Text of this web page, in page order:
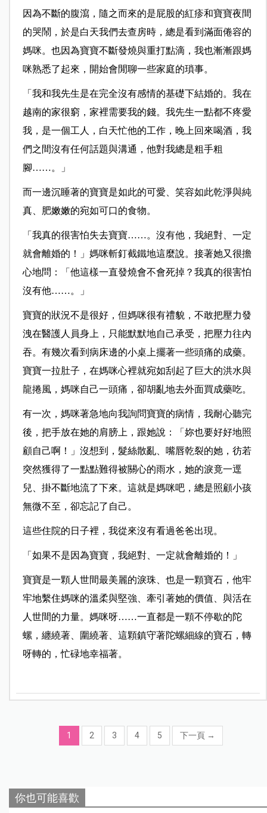
因為不斷的腹瀉，隨之而來的是屁股的紅疹和寶寶夜間
的哭鬧，於是白天我們去查房時，總是看到滿面倦容的
媽咪。也因為寶寶不斷發燒與重打點滴，我也漸漸跟媽
咪熟悉了起來，開始會閒聊一些家庭的瑣事。
「我和我先生是在完全沒有感情的基礎下結婚的。我在
越南的家很窮，家裡需要我的錢。我先生一點都不疼愛
我，是一個工人，白天忙他的工作，晚上回來喝酒，我
們之間沒有任何話題與溝通，他對我總是粗手粗
腳……。」
而一邊沉睡著的寶寶是如此的可愛、笑容如此乾淨與純
真、肥嫩嫩的宛如可口的食物。
「我真的很害怕失去寶寶……。沒有他，我絕對、一定
就會離婚的！」媽咪斬釘截鐵地這麼說。接著她又很擔
心地問：「他這樣一直發燒會不會死掉？我真的很害怕
沒有他……。」
寶寶的狀況不是很好，但媽咪很有禮貌，不敢把壓力發
洩在醫護人員身上，只能默默地自己承受，把壓力往內
吞。有幾次看到病床邊的小桌上擺著一些頭痛的成藥。
寶寶一拉肚子，在媽咪心裡就宛如刮起了巨大的洪水與
龍捲風，媽咪自己一頭痛，卻胡亂地去外面買成藥吃。
有一次，媽咪著急地向我詢問寶寶的病情，我耐心聽完
後，把手放在她的肩膀上，跟她說：「妳也要好好地照
顧自己啊！」沒想到，髮絲散亂、嘴唇乾裂的她，彷若
突然獲得了一點點難得被關心的雨水，她的淚竟一逕
兒、掛不斷地流了下來。這就是媽咪吧，總是照顧小孩
無微不至，卻忘記了自己。
這些住院的日子裡，我從來沒有看過爸爸出現。
「如果不是因為寶寶，我絕對、一定就會離婚的！」
寶寶是一顆人世間最美麗的淚珠、也是一顆寶石，他牢
牢地繫住媽咪的溫柔與堅強、牽引著她的價值、與活在
人世間的力量。媽咪呀……一直都是一顆不停歇的陀
螺，纏繞著、圍繞著、這顆鎮守著陀螺細線的寶石，轉
呀轉的，忙碌地幸福著。
1 2 3 4 5 下一頁 →
你也可能喜歡